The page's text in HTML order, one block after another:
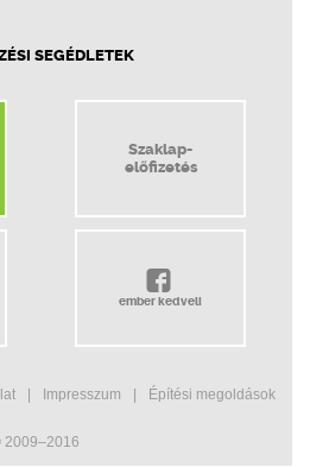
SEGÉDLETEK
Szaklap-
előfizetés
ember kedveli
Impresszum Építési megoldások
2009–2016